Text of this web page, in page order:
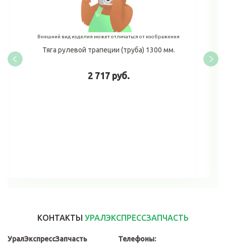
Внешний вид изделия может отличаться от изображения
Тяга рулевой трапеции (труба) 1300 мм.
2 717 руб.
КОНТАКТЫ УРАЛЭКСПРЕССЗАПЧАСТЬ
УралЭкспрессЗапчасть
Телефоны: